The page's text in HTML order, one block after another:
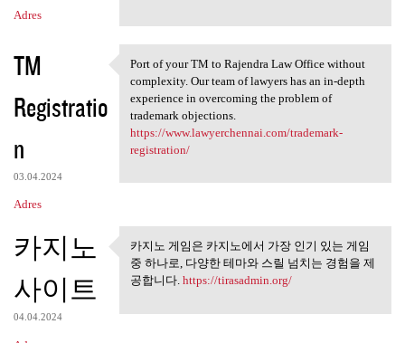
Adres
TM
Registratio
n
03.04.2024
Adres
Port of your TM to Rajendra
Port of your TM to Rajendra Law Office without
complexity. Our team of lawyers has an in-depth
experience in overcoming the problem of
trademark objections.
https://www.lawyerchennai.com/trademark-
registration/
카지노
사이트
04.04.2024
카지노 게임은 카지노에서 가장
인기 있는 게임 중
카지노 게임은 카지노에서 가장 인기 있는 게임
중 하나로, 다양한 테마와 스릴 넘치는 경험을 제
공합니다. https://tirasadmin.org/